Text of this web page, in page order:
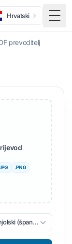
Hrvatski
prevoditelj
.PNG
(španjolski)